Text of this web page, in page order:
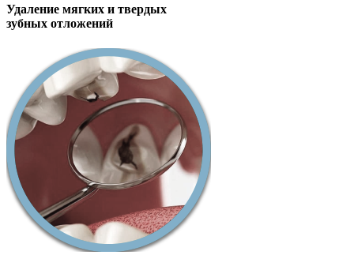
Удаление мягких и твердых
зубных отложений